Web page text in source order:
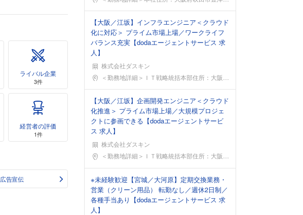
ライバル企業
3件
経営者の評価
1件
広告宣伝
【大阪／江坂】インフラエンジニア＜クラウド
化に対応＞ プライム市場上場／ワークライフ
バランス充実【dodaエージェントサービス 求
人】
株式会社ダスキン
勤務地＜勤務地詳細＞ＩＴ戦略統括本部住所：大阪府吹田市江
【大阪／江坂】企画開発エンジニア＜クラウド
化推進＞ プライム市場上場／大規模プロジェ
クトに参画できる【dodaエージェントサービ
ス 求人】
株式会社ダスキン
勤務地＜勤務地詳細＞ＩＴ戦略統括本部住所：大阪府吹田市江
※未経験歓迎【宮城／大河原】定期交換業務・
営業（クリーン用品） 転勤なし／週休2日制／
各種手当あり【dodaエージェントサービス 求
人】